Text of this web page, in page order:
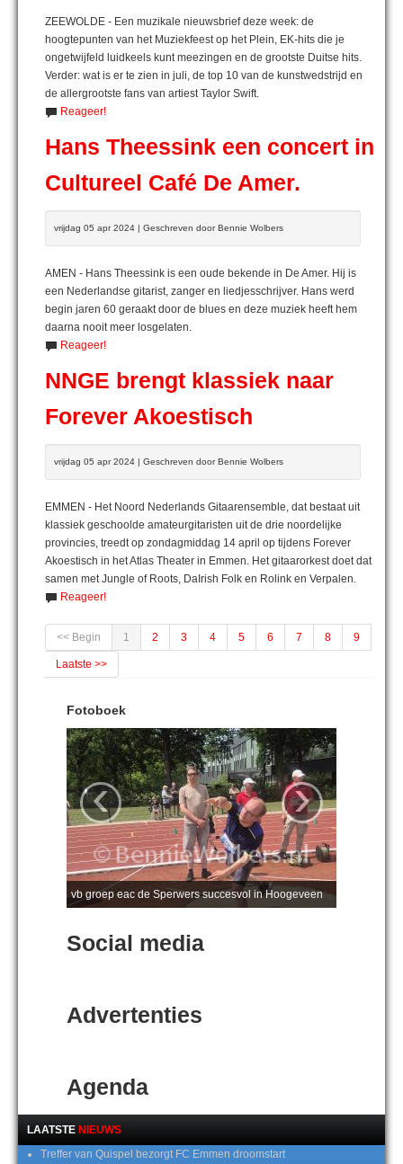
ZEEWOLDE - Een muzikale nieuwsbrief deze week: de
hoogtepunten van het Muziekfeest op het Plein, EK-hits die je
ongetwijfeld luidkeels kunt meezingen en de grootste Duitse hits.
Verder: wat is er te zien in juli, de top 10 van de kunstwedstrijd en
de allergrootste fans van artiest Taylor Swift.
Reageer!
Hans Theessink een concert in
Cultureel Café De Amer.
vrijdag 05 apr 2024 | Geschreven door Bennie Wolbers
AMEN - Hans Theessink is een oude bekende in De Amer. Hij is
een Nederlandse gitarist, zanger en liedjesschrijver. Hans werd
begin jaren 60 geraakt door de blues en deze muziek heeft hem
daarna nooit meer losgelaten.
Reageer!
NNGE brengt klassiek naar
Forever Akoestisch
vrijdag 05 apr 2024 | Geschreven door Bennie Wolbers
EMMEN - Het Noord Nederlands Gitaarensemble, dat bestaat uit
klassiek geschoolde amateurgitaristen uit de drie noordelijke
provincies, treedt op zondagmiddag 14 april op tijdens Forever
Akoestisch in het Atlas Theater in Emmen. Het gitaarorkest doet dat
samen met Jungle of Roots, DaIrish Folk en Rolink en Verpalen.
Reageer!
<< Begin 1 2 3 4 5 6 7 8 9
Laatste >>
Fotoboek
vb groep eac de Sperwers succesvol in Hoogeveen
‹ ›
Social media
Advertenties
Agenda
LAATSTE NIEUWS
Treffer van Quispel bezorgt FC Emmen droomstart